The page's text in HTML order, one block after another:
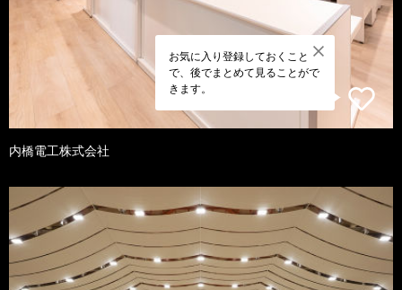
お気に入り登録しておくこと
で、後でまとめて見ることがで
きます。
内橋電工株式会社